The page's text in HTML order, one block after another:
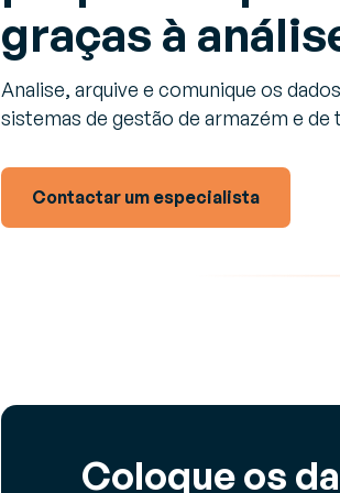
Descubra as últimas notícias e eventos
Sobre a Generix
Saiba mais sobre nós
graças à
Analise, arquive e comunique os
sistemas de gestão de armazém e
Contactar um especialista
Coloque os